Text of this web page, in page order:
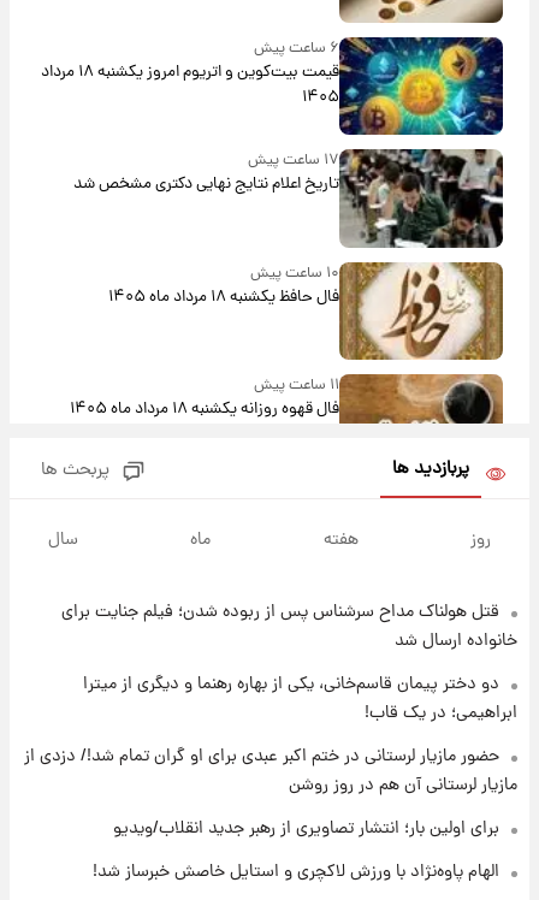
۶ ساعت پیش
قیمت بیت‌کوین و اتریوم امروز یکشنبه ۱۸ مرداد
۱۴۰۵
۱۷ ساعت پیش
تاریخ اعلام نتایج نهایی دکتری مشخص شد
۱۰ ساعت پیش
فال حافظ یکشنبه ۱۸ مرداد ماه ۱۴۰۵
۱۱ ساعت پیش
فال قهوه روزانه یکشنبه ۱۸ مرداد ماه ۱۴۰۵
۱۹ ساعت پیش
لیونل مسی عزادار شد! + جزئیات
۲۳ ساعت پیش
لحظه برخورد رعد و برق به ساختمان مرکز تجارت
جهانی در آمریکا + فیلم
پربازدید ها پربحث ها
روز هفته ماه سال
قتل هولناک مداح سرشناس پس از ربوده شدن؛ فیلم جنایت برای
خانواده ارسال شد
دو دختر پیمان قاسم‌خانی، یکی از بهاره رهنما و دیگری از میترا
ابراهیمی؛ در یک قاب!
حضور مازیار لرستانی در ختم اکبر عبدی برای او گران تمام شد!/ دزدی از
مازیار لرستانی آن هم در روز روشن
برای اولین بار؛ انتشار تصاویری از رهبر جدید انقلاب/ویدیو
الهام پاوه‌نژاد با ورزش لاکچری و استایل خاصش خبرساز شد!